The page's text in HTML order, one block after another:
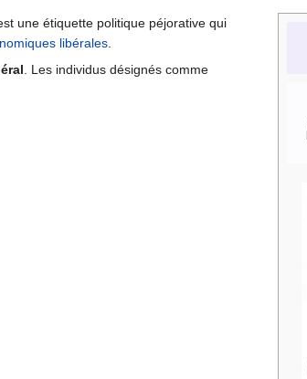
une étiquette politique péjorative qui
libérales.
. Les individus désignés comme